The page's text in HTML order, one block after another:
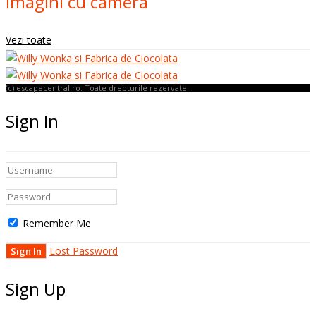
Vezi toate
(c) escapecentral.ro. Toate drepturile rezervate.
Sign In
Remember Me
Lost Password
Sign Up